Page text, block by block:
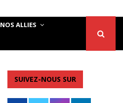
NOS ALLIES
SUIVEZ-NOUS SUR